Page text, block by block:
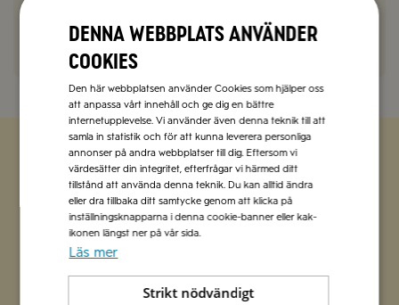
SVARA
Zetas populära nyhetsbrev
Missa inte att vi har flera olika nyhetsbrev som
förenklar vardagen och förgyller helgen med
Denna webbplats använder
cookies
Den här webbplatsen använder Cookies som hjälper oss
att anpassa vårt innehåll och ge dig en bättre
internetupplevelse. Vi använder även denna teknik till att
samla in statistik och för att kunna leverera personliga
annonser på andra webbplatser till dig. Eftersom vi
värdesätter din integritet, efterfrågar vi härmed ditt
tillstånd att använda denna teknik. Du kan alltid ändra
eller dra tillbaka ditt samtycke genom att klicka på
inställningsknapparna i denna cookie-banner eller kak-
ikonen längst ner på vår sida.
Läs mer
Strikt nödvändigt